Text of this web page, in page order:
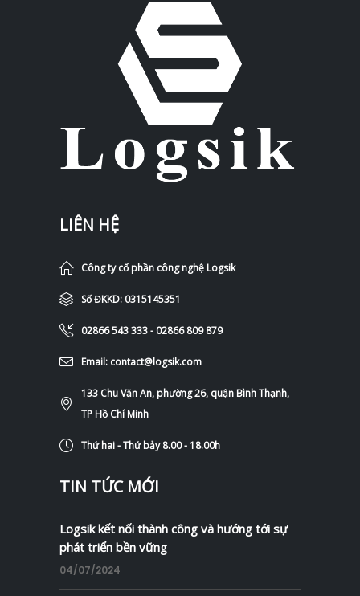
LIÊN HỆ
Công ty cổ phần công nghệ Logsik
Số ĐKKD: 0315145351
02866 543 333 - 02866 809 879
Email: contact@logsik.com
133 Chu Văn An, phường 26, quận Bình Thạnh,
TP Hồ Chí Minh
Thứ hai - Thứ bảy 8.00 - 18.00h
TIN TỨC MỚI
Logsik kết nối thành công và hướng tới sự
phát triển bền vững
04/07/2024